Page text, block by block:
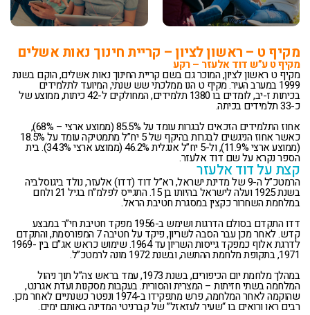
מקיף ט – ראשון לציון – קריית חינוך נאות אשלים
מקיף ט ע”ש דוד אלעזר – רקע
מקיף ט ראשון לציון, המוכר גם בשם קריית החינוך נאות אשלים, הוקם בשנת
1999 במערב העיר. מקיף ט הנו ממלכתי שש שנתי, המיועד לתלמידים
בכיתות ז-יב, לומדים בו 1380 תלמידים, המחולקים ל-42 כיתות, ממוצע של
כ-33 תלמידים בכיתה.
אחוז התלמידים הזכאים לבגרות עומד על 85.5% (ממוצע ארצי – 68%),
כאשר אחוז הניגשים לבגרות בהיקף של 5 יח”ל מתמטיקה עומד על 18.5%
(ממוצע ארצי 11.9%), ול-5 יח”ל אנגלית 46.2% (ממוצע ארצי 34.3%). בית
הספר נקרא על שם דוד אלעזר.
קצת על דוד אלעזר
הרמטכ”ל ה-9 של מדינת ישראל, רא”ל דוד (דדו) אלעזר, נולד ביגוסלביה
בשנת 1925 ועלה לישראל בהיותו בן 15. התגייס לפלמ”ח בגיל 21 ולחם
במלחמת השחרור כקצין במסגרת חטיבת הראל.
דדו התקדם בסולם הדרגות ושימש ב-1956 מפקד חטיבת חי”ר במבצע
קדש. לאחר מכן עבר הסבה לשריון, פיקד על חטיבה 7 המפורסמת, והתקדם
לדרגת אלוף כמפקד גייסות השריון עד 1964. שימוש כראש אג”ם בין 1969-
1971, בתקופת מלחמת ההתשה, ובשנת 1972 מונה לרמטכ”ל.
במהלך מלחמת יום הכיפורים, בשנת 1973, עמד בראש צה”ל תוך ניהול
המלחמה בשתי חזיתות – המצרית והסורית. בעקבות מסקנות ועדת אגרנט,
שהוקמה לאחר המלחמה, פרש מתפקידו ב-1974 ונפטר כשנתיים לאחר מכן.
רבים ראו ורואים בו “שעיר לעזאזל” של קברניטי המדינה באותם ימים.